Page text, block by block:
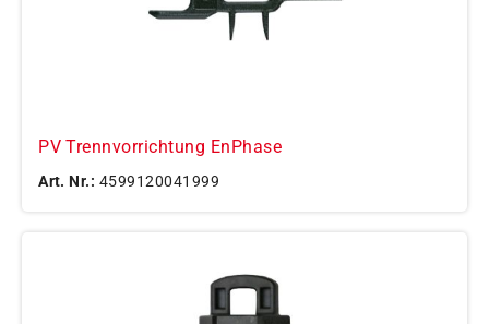
PV Trennvorrichtung EnPhase
Art. Nr.: 4599120041999